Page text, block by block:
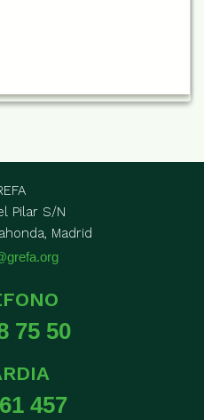
Pilar S/N
Madrid
75 50
457